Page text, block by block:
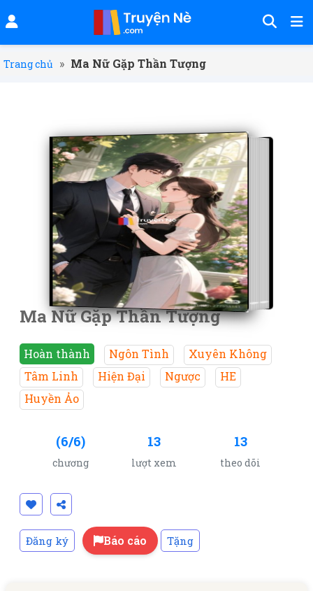
Trang chủ » Ma Nữ Gặp Thần Tượng
Ma Nữ Gặp Thần Tượng
Hoàn thành Ngôn Tình
Xuyên Không
Tâm Linh
Hiện Đại Ngược
HE
Huyền Ảo
(6/6)
chương
13
lượt xem
13
theo dõi
Đăng ký Báo cáo Tặng